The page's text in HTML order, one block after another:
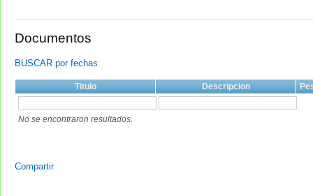
Documentos
BUSCAR por fechas
Titulo Descripcion
No se encontraron resultados.
Compartir